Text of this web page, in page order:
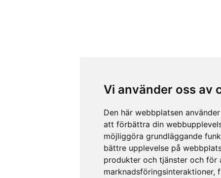
Vi använder oss av
Den här webbplatsen
att förbättra din
möjliggöra grundläggande
bättre upplevelse på
produkter och tjänster och för
marknadsföringsinteraktioner,